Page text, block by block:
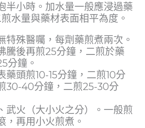
半小時。加水量一般應浸過藥
水量與藥材表面相平為度。
特殊醫囑，每劑藥煎煮兩次。
騰後再煎25分鐘，二煎於藥
分鐘。
藥頭煎10-15分鐘，二煎10分
30-40分鐘，二煎25-30分
武火（大小火之分）。一般煎
，再用小火煎煮。